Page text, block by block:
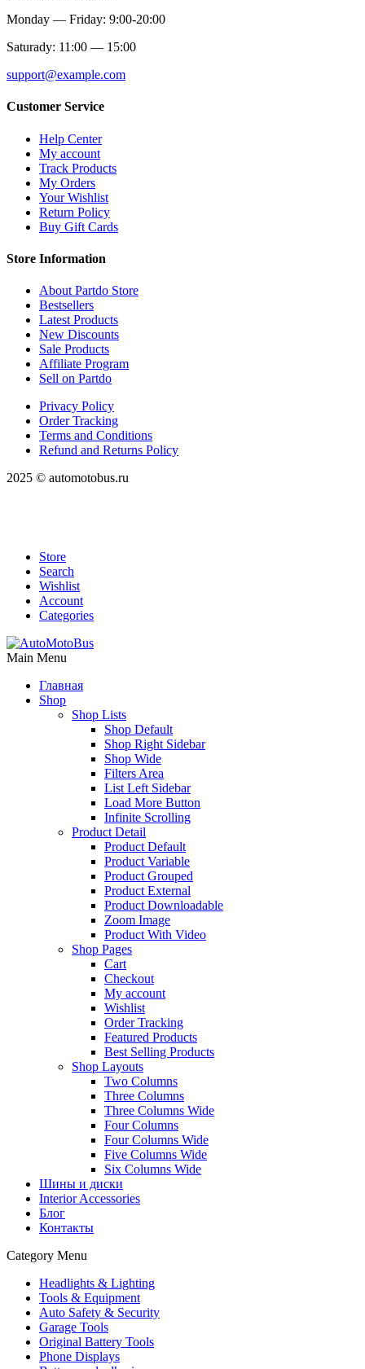
Monday — Friday: 9:00-20:00
Saturady: 11:00 — 15:00
support@example.com
Customer Service
Help Center
My account
Track Products
My Orders
Your Wishlist
Return Policy
Buy Gift Cards
Store Information
About Partdo Store
Bestsellers
Latest Products
New Discounts
Sale Products
Affiliate Program
Sell on Partdo
Privacy Policy
Order Tracking
Terms and Conditions
Refund and Returns Policy
2025 © automotobus.ru
Store
Search
Wishlist
Account
Categories
Main Menu
Главная
Shop
Shop Lists
Shop Default
Shop Right Sidebar
Shop Wide
Filters Area
List Left Sidebar
Load More Button
Infinite Scrolling
Product Detail
Product Default
Product Variable
Product Grouped
Product External
Product Downloadable
Zoom Image
Product With Video
Shop Pages
Cart
Checkout
My account
Wishlist
Order Tracking
Featured Products
Best Selling Products
Shop Layouts
Two Columns
Three Columns
Three Columns Wide
Four Columns
Four Columns Wide
Five Columns Wide
Six Columns Wide
Шины и диски
Interior Accessories
Блог
Контакты
Category Menu
Headlights & Lighting
Tools & Equipment
Auto Safety & Security
Garage Tools
Original Battery Tools
Phone Displays